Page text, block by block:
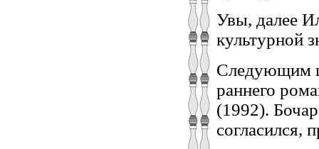
Увы, далее
культурной
Следующим
раннего
(1992).
согласился,